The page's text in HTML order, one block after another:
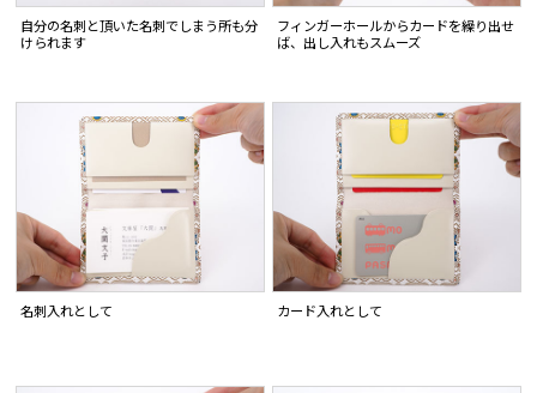
自分の名刺と頂いた名刺でしまう所も分
けられます
フィンガーホールからカードを繰り出せ
ば、出し入れもスムーズ
名刺入れとして カード入れとして